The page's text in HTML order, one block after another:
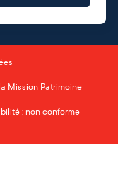
Mission Patrimoine
: non conforme